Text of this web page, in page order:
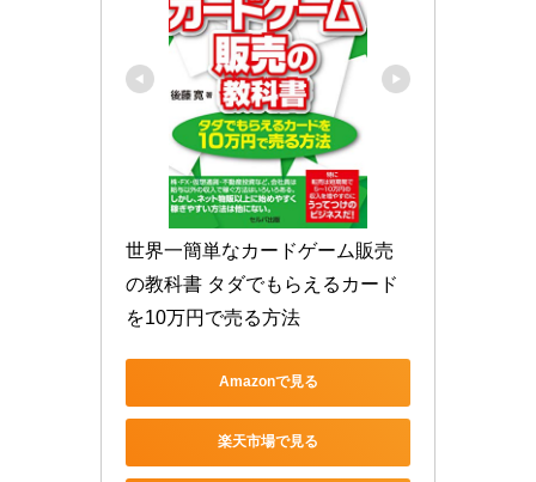
世界一簡単なカードゲーム販売
の教科書 タダでもらえるカード
を10万円で売る方法
Amazonで見る
楽天市場で見る